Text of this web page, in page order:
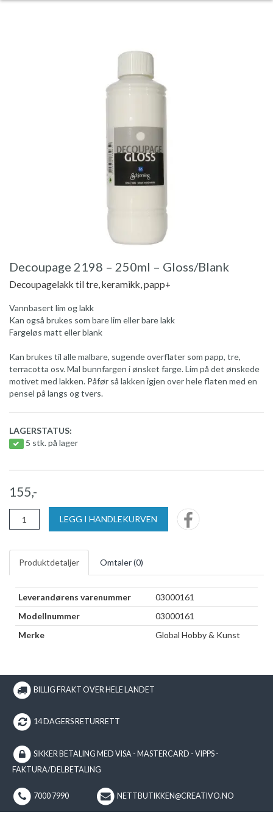
Decoupage 2198 – 250ml – Gloss/Blank
Decoupagelakk til tre, keramikk, papp+
Vannbasert lim og lakk
Kan også brukes som bare lim eller bare lakk
Fargeløs matt eller blank
Kan brukes til alle malbare, sugende overflater som papp, tre,
terracotta osv. Mal bunnfargen i ønsket farge. Lim på det ønskede
motivet med lakken. Påfør så lakken igjen over hele flaten med en
pensel på langs og tvers.
LAGERSTATUS:
5 stk. på lager
155,-
LEGG I HANDLEKURVEN
Produktdetaljer Omtaler (0)
Leverandørens varenummer
03000161
Modellnummer
03000161
Merke
Global Hobby & Kunst
BILLIG FRAKT OVER HELE LANDET
14 DAGERS RETURRETT
SIKKER BETALING MED VISA - MASTERCARD - VIPPS -
FAKTURA/DELBETALING
7000 7990 NETTBUTIKKEN@CREATIVO.NO